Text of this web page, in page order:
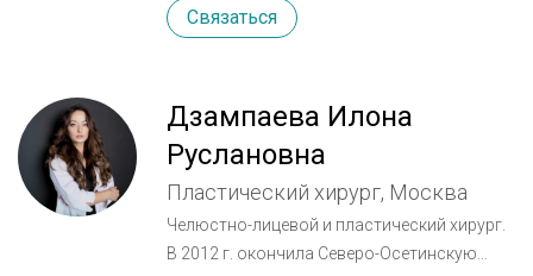
микозы),венерология. Являюсь научным
исследование в области кожного
лейшманиоза. В качестве врача-
дерматолога провожу осмотр в
дерматоскоп по программе онкориск,для
своевременного выявления возможных
онкозаболеваний (или их
Связаться
Дзампаева Илона
Руслановна
Пластический хирург, Москва
Челюстно-лицевой и пластический хирург.
В 2012 г. окончила Северо-Осетинскую